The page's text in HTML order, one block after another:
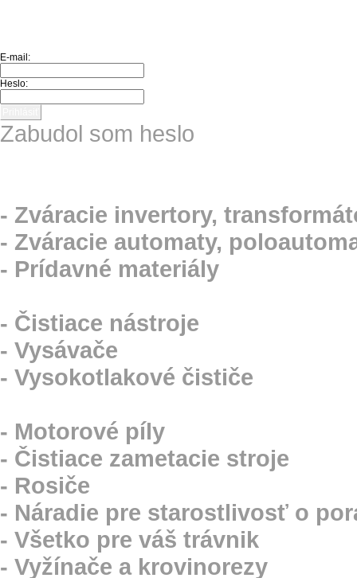
E-mail:
Heslo:
Zabudol som heslo
- Zváracie invertory,
- Zváracie automaty,
- Prídavné materiály
- Čistiace nástroje
- Vysávače
- Vysokotlakové čističe
- Motorové píly
- Čistiace zametacie stroje
- Rosiče
- Náradie pre starostlivosť o
- Všetko pre váš trávnik
- Vyžínače a krovinorezy